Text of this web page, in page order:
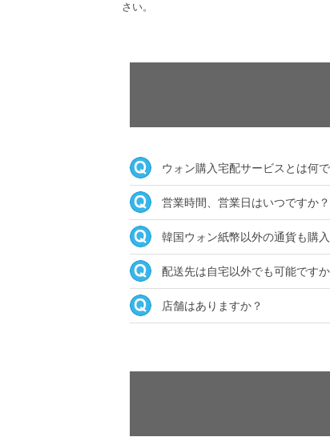
さい。
ウォン購入宅配サービスとは何で
営業時間、営業日はいつですか？
韓国ウォン紙幣以外の通貨も購入
配送先は自宅以外でも可能ですか
店舗はありますか？